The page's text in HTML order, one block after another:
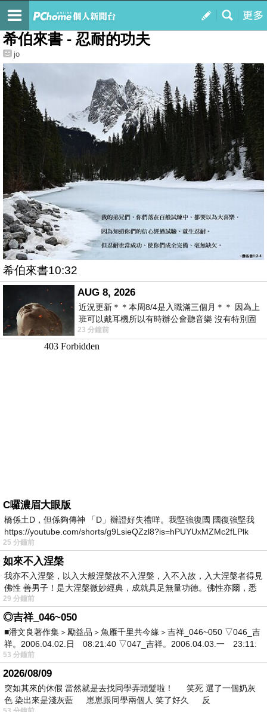
我的
最新文章
希伯來書 - 忍耐的功夫
jo
希伯來書10:32
AUG 8, 2026
近況更新＊＊本周8/4是入職滿三個月＊＊ 因為上
班可以戴耳機所以有時辦公會聽音樂 沒有特別固
定哪天但就是一周某一天會固定聽'90
23 分鐘前
C囉濃眉大眼版
橋係土D，但係夠傳神 「D」辦證好失禮咩。我堅強復國 國復強堅我
https://youtube.com/shorts/g9LsieQZzl8?is=hPUYUxMZMc2fLPlk
25 分鐘前
如來不入涅槃
我亦不入涅槃，以入大般涅槃故不入涅槃，入不入故，入大涅槃者得見
佛性 善男子！是大涅槃微妙經典，成就具足無量功德。佛性亦爾，悉
29 分鐘前
◎吉祥_046~050
■潘文良著作集＞勵益品＞魚雁千里共今緣＞吉祥_046~050 ▽046_吉
祥。2006.04.02.日 08:21:40 ▽047_吉祥。2006.04.03.一 23:11:
53 分鐘前
2026/08/09
突如其來的休假 當然就是去找同學弄頭髮啦！ 笑死 選了一個奶灰
色 染出來是淺灰藍 崽崽跟同學兩個人 笑了好久 反